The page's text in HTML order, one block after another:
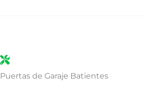
Puertas de Garaje Batientes